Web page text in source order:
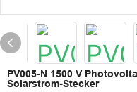
PV005-N 1500 V
Solarstrom-Stecker